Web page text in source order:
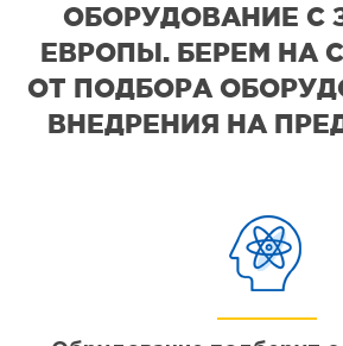
ОБОРУДОВАНИЕ С
ЕВРОПЫ. БЕРЕМ НА
ОТ ПОДБОРА
ВНЕДРЕНИЯ НА